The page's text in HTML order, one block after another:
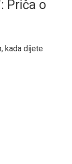
Priča o
kada dijete